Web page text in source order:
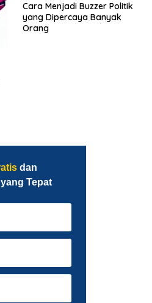
Cara Menjadi Buzzer Politik
yang Dipercaya Banyak
Orang
dan
Tepat